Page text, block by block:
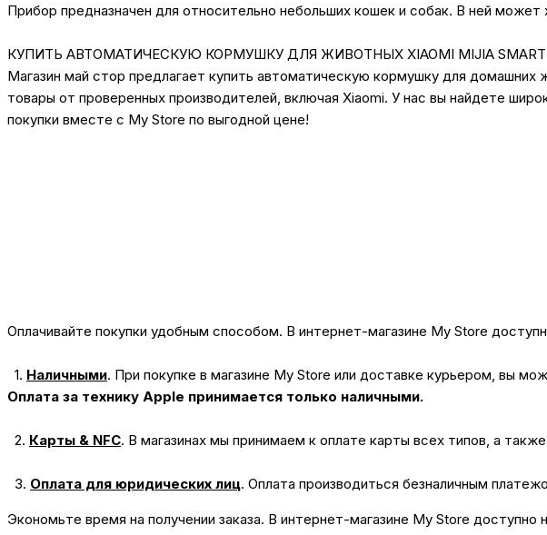
Прибор предназначен для относительно небольших кошек и собак. В ней может
КУПИТЬ АВТОМАТИЧЕСКУЮ КОРМУШКУ ДЛЯ ЖИВОТНЫХ XIAOMI MIJIA SMART
Магазин май стор предлагает купить автоматическую кормушку для
товары от проверенных производителей, включая Xiaomi. У нас вы найдете
покупки вместе с My Store по выгодной цене!
Оплачивайте покупки удобным способом. В интернет-магазине My Store
1. Наличными. При покупке в магазине My Store или доставке курьером, вы
Оплата за технику Apple принимается только наличными.
2. Карты & NFC. В магазинах мы принимаем к оплате карты всех типов, а
3. Оплата для юридических лиц. Оплата производиться безналичным
Экономьте время на получении заказа. В интернет-магазине My Store доступно